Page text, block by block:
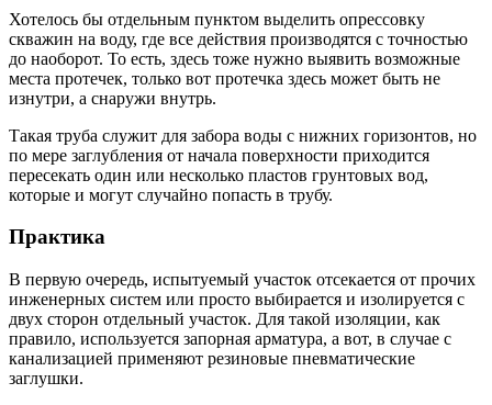
Хотелось бы отдельным пунктом выделить опрессовку
скважин на воду, где все действия производятся с точностью
до наоборот. То есть, здесь тоже нужно выявить возможные
места протечек, только вот протечка здесь может быть не
изнутри, а снаружи внутрь.
Такая труба служит для забора воды с нижних горизонтов, но
по мере заглубления от начала поверхности приходится
пересекать один или несколько пластов грунтовых вод,
которые и могут случайно попасть в трубу.
Практика
В первую очередь, испытуемый участок отсекается от прочих
инженерных систем или просто выбирается и изолируется с
двух сторон отдельный участок. Для такой изоляции, как
правило, используется запорная арматура, а вот, в случае с
канализацией применяют резиновые пневматические
заглушки.